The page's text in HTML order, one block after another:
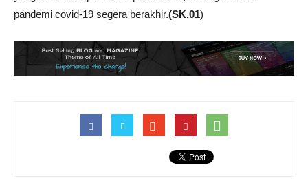
pandemi covid-19 segera berakhir.(SK.01)